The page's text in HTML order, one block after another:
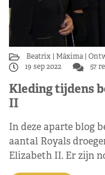
Beatrix Máxima
19 sep 2022
57
Kleding tijdens
II
In deze aparte blog
aantal Royals
Elizabeth II. Er zijn